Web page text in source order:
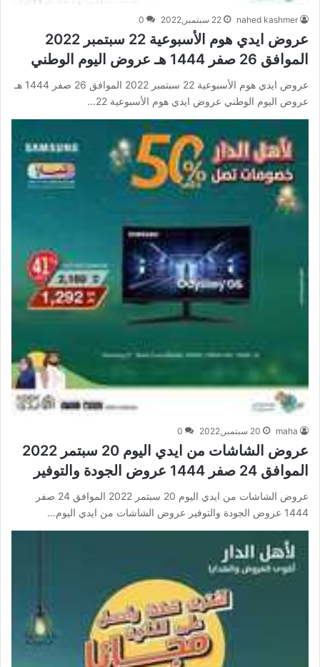
nahed kashmer 22 سبتمبر,2022 0
عروض ايدي هوم الأسبوعية 22 سبتمبر 2022
الموافق 26 صفر 1444 هـ عروض اليوم الوطني
عروض ايدي هوم الأسبوعية 22 سبتمبر 2022 الموافق 26 صفر 1444 هـ
عروض اليوم الوطني عروض ايدي هوم الأسبوعية 22…
maha 20 سبتمبر,2022 0
عروض الشاشات من ايدي اليوم 20 سبتمر 2022
الموافق 24 صفر 1444 عروض الجودة والتوفير
عروض الشاشات من ايدي اليوم 20 سبتمر 2022 الموافق 24 صفر
1444 عروض الجودة والتوفير عروض الشاشات من ايدي اليوم…